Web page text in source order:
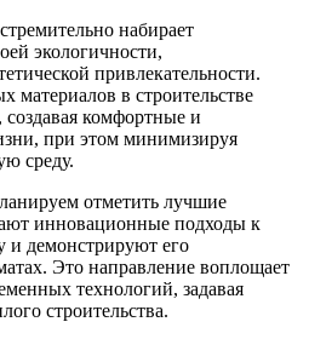
набирает
экологичности,
привлекательности.
материалов в строительстве
комфортные и
при этом минимизируя
среду.
отметить лучшие
инновационные подходы к
и демонстрируют его
Это направление воплощает
технологий, задавая
строительства.